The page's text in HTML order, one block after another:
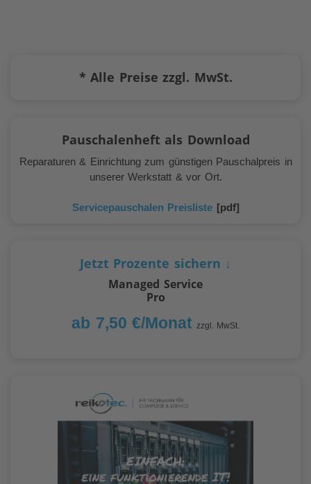
* Alle Preise zzgl. MwSt.
Pauschalenheft als Download
Reparaturen & Einrichtung zum günstigen Pauschalpreis in
unserer Werkstatt & vor Ort.
Servicepauschalen Preisliste [pdf]
Jetzt Prozente sichern ↓
Managed Service
Pro
ab 7,50 €/Monat zzgl. MwSt.